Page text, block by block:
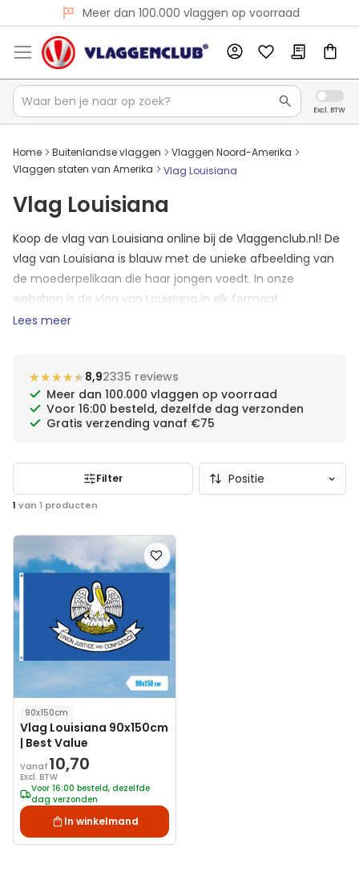
Meer dan 100.000 vlaggen op voorraad
Voor 16:00 besteld, dezelfde dag verzonden
Home Buitenlandse vlaggen
Vlaggen Noord-Amerika
Vlaggen staten van Amerika
Vlag Louisiana
Vlag Louisiana
Koop de vlag van Louisiana online bij de Vlaggenclub.nl! De
vlag van Louisiana is blauw met de unieke afbeelding van
de moederpelikaan die haar jongen voedt. In onze
webshop is de vlag van Louisiana in elk formaat
beschikbaar. Als u op werkdagen voor 16:00 bestelt, heeft u
Lees meer
★★★★★
★★★★★8,92335 reviews
Meer dan 100.000 vlaggen op voorraad
Voor 16:00 besteld, dezelfde dag verzonden
Gratis verzending vanaf €75
1 van 1 producten
Filter
Voeg
toe
verlanglijst
90x150cm
Vlag Louisiana 90x150cm
| Best Value
Vanaf 10,70
Excl. BTW
Voor 16:00 besteld, dezelfde
dag verzonden
In winkelmand